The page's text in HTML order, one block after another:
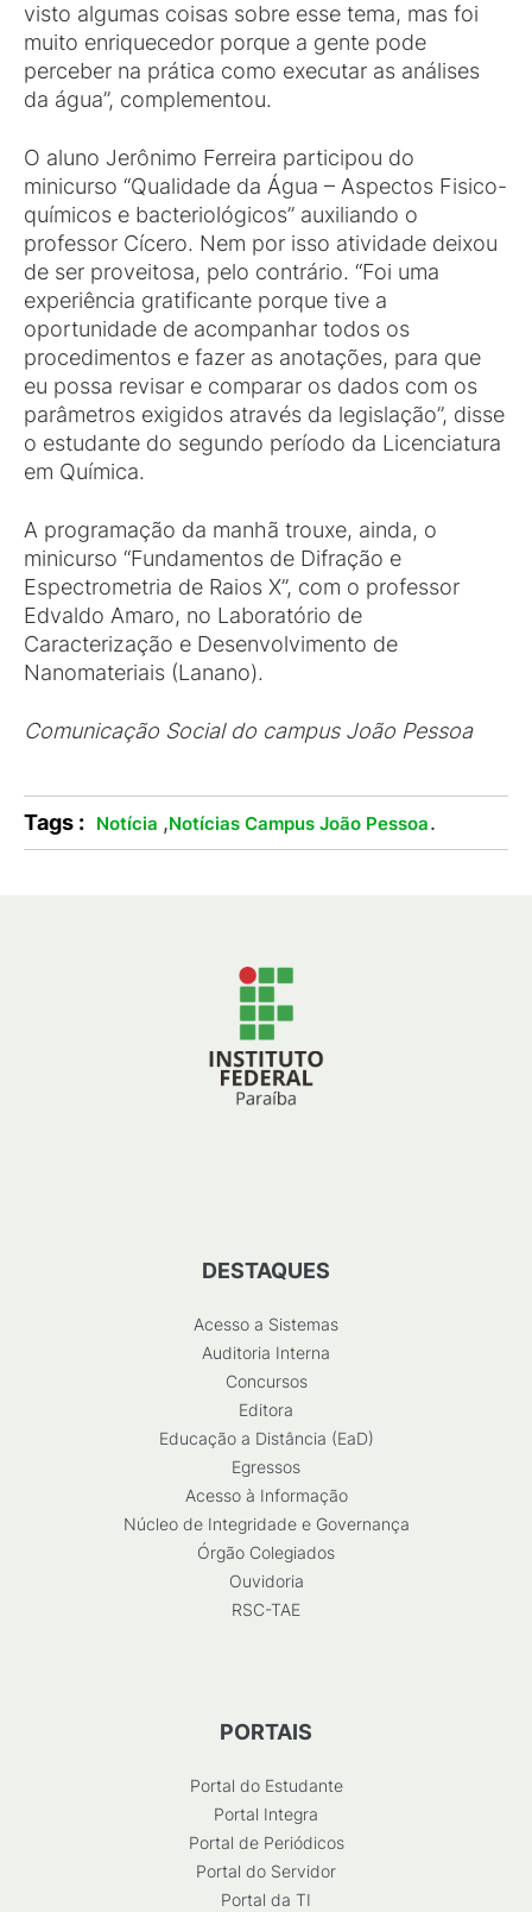
visto algumas coisas sobre esse tema, mas foi
muito enriquecedor porque a gente pode
perceber na prática como executar as análises
da água”, complementou.
O aluno Jerônimo Ferreira participou do
minicurso “Qualidade da Água – Aspectos Fisico-
químicos e bacteriológicos” auxiliando o
professor Cícero. Nem por isso atividade deixou
de ser proveitosa, pelo contrário. “Foi uma
experiência gratificante porque tive a
oportunidade de acompanhar todos os
procedimentos e fazer as anotações, para que
eu possa revisar e comparar os dados com os
parâmetros exigidos através da legislação”, disse
o estudante do segundo período da Licenciatura
em Química.
A programação da manhã trouxe, ainda, o
minicurso “Fundamentos de Difração e
Espectrometria de Raios X”, com o professor
Edvaldo Amaro, no Laboratório de
Caracterização e Desenvolvimento de
Nanomateriais (Lanano).
Comunicação Social do campus João Pessoa
Tags : Notícia ,Notícias Campus João Pessoa.
DESTAQUES
Acesso a Sistemas
Auditoria Interna
Concursos
Editora
Educação a Distância (EaD)
Egressos
Acesso à Informação
Núcleo de Integridade e Governança
Órgão Colegiados
Ouvidoria
RSC-TAE
PORTAIS
Portal do Estudante
Portal Integra
Portal de Periódicos
Portal do Servidor
Portal da TI